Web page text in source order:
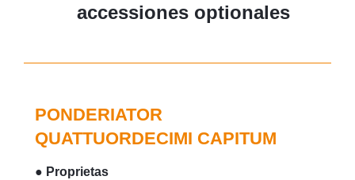
accessiones optionales
PONDERIATOR
QUATTUORDECIMI CAPITUM
● Proprietas